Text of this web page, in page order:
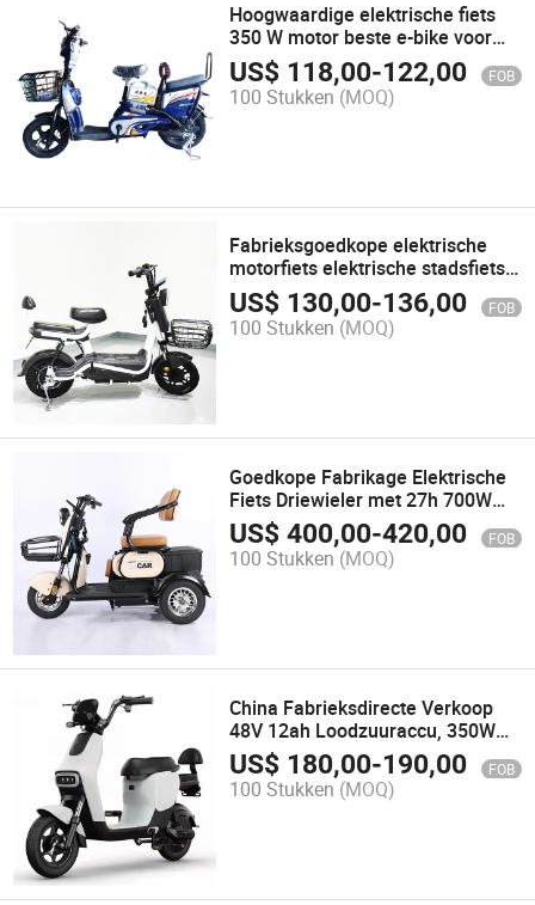
Hoogwaardige elektrische fiets
350 W motor beste e-bike voor
volwassenen
US$ 118,00-122,00 FOB
100 Stukken (MOQ)
Fabrieksgoedkope elektrische
motorfiets elektrische stadsfiets
fiets elektrische scooter fiets
350W 48V 12ah/20ah
US$ 130,00-136,00 FOB
100 Stukken (MOQ)
Goedkope Fabrikage Elektrische
Fiets Driewieler met 27h 700W
Motor
US$400,00-420,00 FOB
100 Stukken (MOQ)
China Fabrieksdirecte Verkoop
48V 12ah Loodzuuraccu, 350W
Hoge Kwaliteit Ebike
US$ 180,00-190,00 FOB
100 Stukken (MOQ)